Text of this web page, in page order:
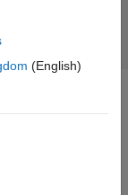
(English)